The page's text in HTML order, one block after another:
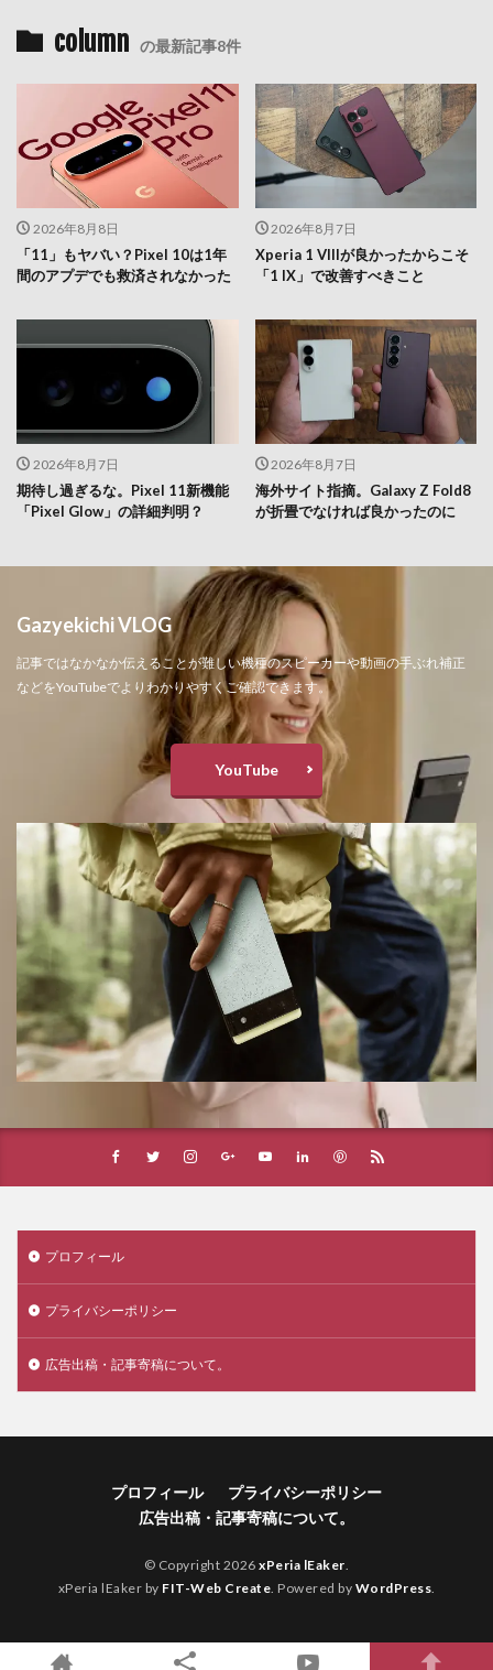
column の最新記事8件
2026年8月8日
「11」もヤバい？Pixel 10は1年
間のアプデでも救済されなかった
2026年8月7日
Xperia 1 VIIIが良かったからこそ
「1 IX」で改善すべきこと
2026年8月7日
期待し過ぎるな。Pixel 11新機能
「Pixel Glow」の詳細判明？
2026年8月7日
海外サイト指摘。Galaxy Z Fold8
が折畳でなければ良かったのに
Gazyekichi VLOG
記事ではなかなか伝えることが難しい機種のスピーカーや動画の手ぶれ補正
などをYouTubeでよりわかりやすくご確認できます。
YouTube
プロフィール
プライバシーポリシー
広告出稿・記事寄稿について。
プロフィール
プライバシーポリシー
広告出稿・記事寄稿について。
© Copyright 2026xPeria lEaker.
xPeria lEaker by FIT-Web Create. Powered by WordPress.